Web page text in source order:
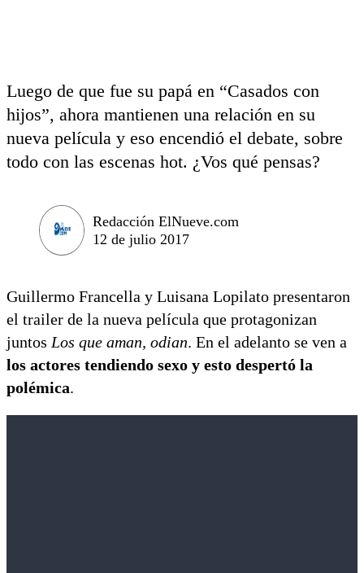
Luego de que fue su papá en “Casados con
hijos”, ahora mantienen una relación en su
nueva película y eso encendió el debate, sobre
todo con las escenas hot. ¿Vos qué pensas?
Redacción ElNueve.com
12 de julio 2017
Guillermo Francella y Luisana Lopilato presentaron
el trailer de la nueva película que protagonizan
juntos Los que aman, odian. En el adelanto se ven a
los actores tendiendo sexo y esto despertó la
polémica.